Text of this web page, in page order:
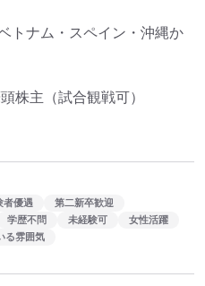
トナム・スペイン・沖縄か
株主（試合観戦可）
者優遇
第二新卒歓迎
学歴不問 未経験可
女性活躍
る雰囲気